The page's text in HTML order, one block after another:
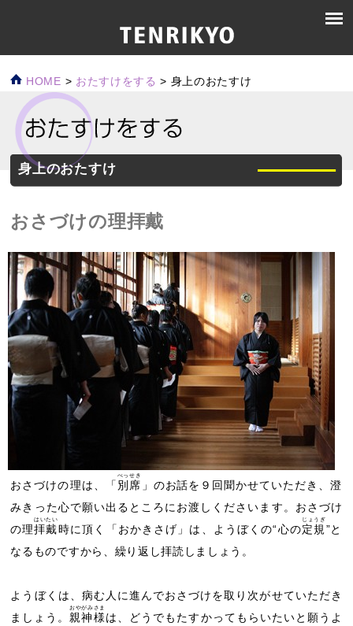
HOME > おたすけをする > 身上のおたすけ
身上のおたすけ
おさづけの理拝戴
おさづけの理は、「 別席
べっせき
」のお話を９回聞かせていただき、澄
みきった心で願い出るところにお渡しくださいます。おさづけ
の理拝戴
はいたい
時に頂く「おかきさげ」は、ようぼくの“心の定規
じょうぎ
”と
なるものですから、繰り返し拝読しましょう。
ようぼくは、病む人に進んでおさづけを取り次がせていただき
ましょう。 親神様
おやがみさま
は、どうでもたすかってもらいたいと願うよ